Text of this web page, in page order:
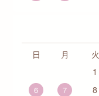
日 月 火
1
6 7 8